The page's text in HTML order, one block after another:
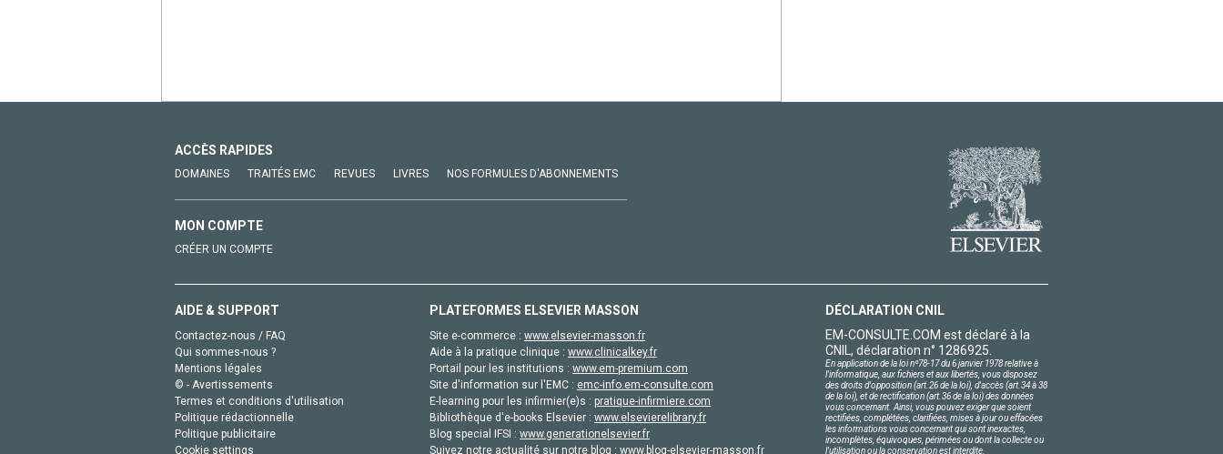
ACCÈS RAPIDES
DOMAINES TRAITÉS EMC REVUES LIVRES NOS FORMULES D'ABONNEMENTS
MON COMPTE
CRÉER UN COMPTE
AIDE & SUPPORT
Contactez-nous / FAQ
Qui sommes-nous ?
Mentions légales
© - Avertissements
Termes et conditions d'utilisation
Politique rédactionnelle
Politique publicitaire
Cookie settings
PLATEFORMES ELSEVIER MASSON
Site e-commerce : www.elsevier-masson.fr
Aide à la pratique clinique : www.clinicalkey.fr
Portail pour les institutions : www.em-premium.com
Site d'information sur l'EMC : emc-info.em-consulte.com
E-learning pour les infirmier(e)s : pratique-infirmiere.com
Bibliothèque d'e-books Elsevier : www.elsevierelibrary.fr
Blog special IFSI : www.generationelsevier.fr
Suivez notre actualité sur notre blog : www.blog-elsevier-masson.fr
DÉCLARATION CNIL
EM-CONSULTE.COM est déclaré à la
CNIL, déclaration n° 1286925.
En application de la loi nº78-17 du 6 janvier 1978 relative à
l'informatique, aux fichiers et aux libertés, vous disposez
des droits d'opposition (art.26 de la loi), d'accès (art.34 à 38
de la loi), et de rectification (art.36 de la loi) des données
vous concernant. Ainsi, vous pouvez exiger que soient
rectifiées, complétées, clarifiées, mises à jour ou effacées
les informations vous concernant qui sont inexactes,
incomplètes, équivoques, périmées ou dont la collecte ou
l'utilisation ou la conservation est interdite.